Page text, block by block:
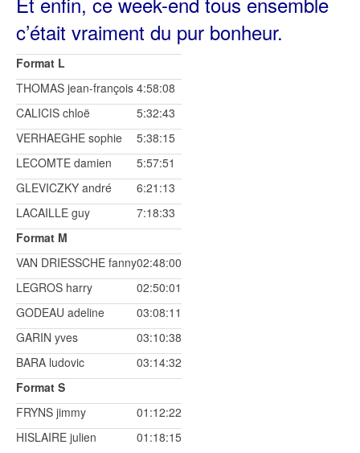
c’était vraiment du pur bonheur.
Format L
THOMAS jean-françois 4:58:08
CALICIS chloë
5:32:43
VERHAEGHE sophie
5:38:15
LECOMTE damien
5:57:51
GLEVICZKY andré
6:21:13
LACAILLE guy
7:18:33
Format M
VAN DRIESSCHE fanny02:48:00
LEGROS harry
02:50:01
GODEAU adeline
03:08:11
GARIN yves
03:10:38
BARA ludovic
03:14:32
Format S
FRYNS jimmy
01:12:22
HISLAIRE julien
01:18:15